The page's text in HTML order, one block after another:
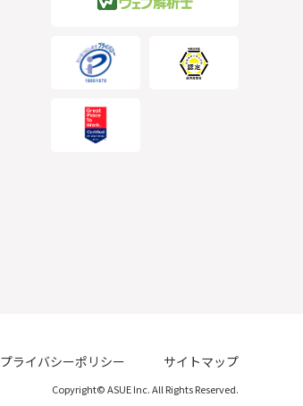
プライバシーポリシー サイトマップ
Copyright© ASUE Inc. All Rights Reserved.